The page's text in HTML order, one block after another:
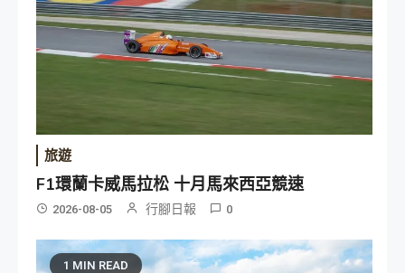
旅遊
F1環蘭卡威馬拉松 十月馬來西亞競速
2026-08-05 行腳日報 0
1 MIN READ